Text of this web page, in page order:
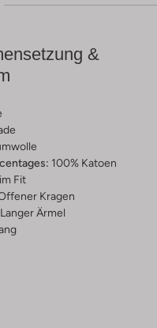
&
100% Katoen
Fit
Kragen
Langer Ärmel